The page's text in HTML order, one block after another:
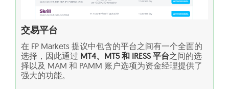
交易平台
在 FP Markets 提议中包含的平台之间有一个全面的
选择，因此通过 MT4、MT5 和 IRESS 平台之间的选
择以及 MAM 和 PAMM 账户选项为资金经理提供了
强大的功能。